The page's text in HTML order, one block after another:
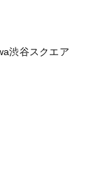
渋谷スクエア